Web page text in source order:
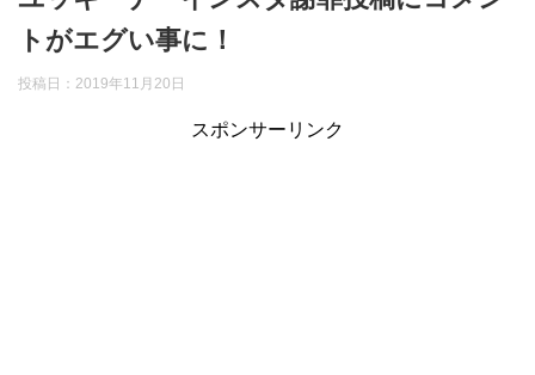
トがエグい事に！
投稿日： 2019年11月20日
スポンサーリンク